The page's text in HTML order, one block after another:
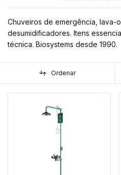
Chuveiros de emergência, lava-
desumidificadores. Itens
técnica. Biosystems desde 1990.
Ordenar